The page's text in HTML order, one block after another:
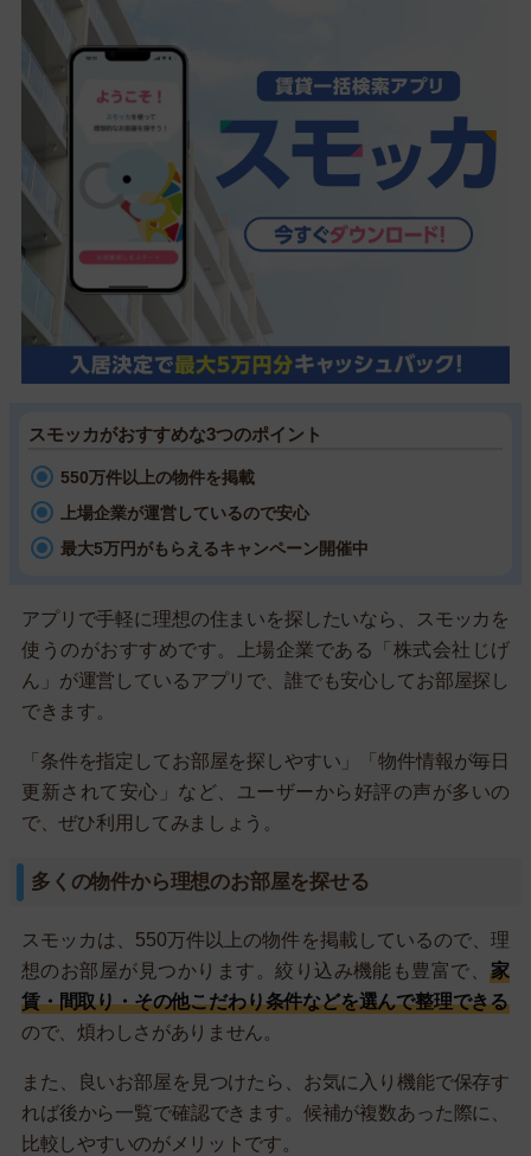
スモッカがおすすめな3つのポイント
550万件以上の物件を掲載
上場企業が運営しているので安心
最大5万円がもらえるキャンペーン開催中
アプリで手軽に理想の住まいを探したいなら、スモッカを
使うのがおすすめです。上場企業である「株式会社じげ
ん」が運営しているアプリで、誰でも安心してお部屋探し
できます。
「条件を指定してお部屋を探しやすい」「物件情報が毎日
更新されて安心」など、ユーザーから好評の声が多いの
で、ぜひ利用してみましょう。
多くの物件から理想のお部屋を探せる
スモッカは、550万件以上の物件を掲載しているので、理
想のお部屋が見つかります。絞り込み機能も豊富で、家
賃・間取り・その他こだわり条件などを選んで整理できる
ので、煩わしさがありません。
また、良いお部屋を見つけたら、お気に入り機能で保存す
れば後から一覧で確認できます。候補が複数あった際に、
比較しやすいのがメリットです。